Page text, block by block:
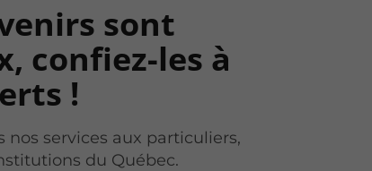
sont
confiez-les à
!
nos services aux particuliers,
du Québec.